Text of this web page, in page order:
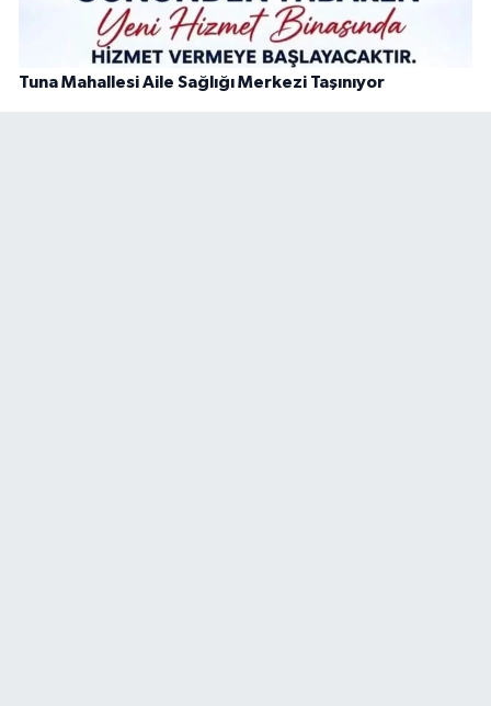
Tuna Mahallesi Aile Sağlığı Merkezi Taşınıyor